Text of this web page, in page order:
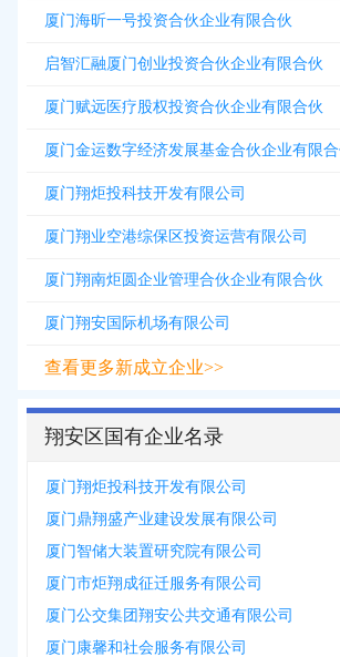
厦门海昕一号投资合伙企业有限合伙
启智汇融厦门创业投资合伙企业有限合伙
厦门赋远医疗股权投资合伙企业有限合伙
厦门金运数字经济发展基金合伙企业有限
厦门翔炬投科技开发有限公司
厦门翔业空港综保区投资运营有限公司
厦门翔南炬圆企业管理合伙企业有限合伙
厦门翔安国际机场有限公司
查看更多新成立企业>>
翔安区国有企业名录
厦门翔炬投科技开发有限公司
厦门鼎翔盛产业建设发展有限公司
厦门智储大装置研究院有限公司
厦门市炬翔成征迁服务有限公司
厦门公交集团翔安公共交通有限公司
厦门康馨和社会服务有限公司